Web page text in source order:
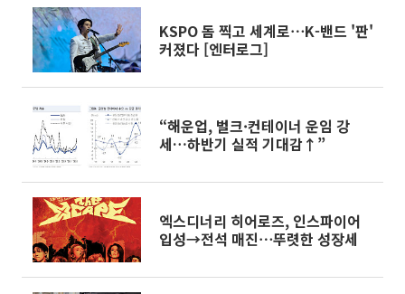
KSPO 돔 찍고 세계로⋯K-밴드 '판'
커졌다 [엔터로그]
“해운업, 벌크·컨테이너 운임 강
세…하반기 실적 기대감↑”
엑스디너리 히어로즈, 인스파이어
입성→전석 매진⋯뚜렷한 성장세